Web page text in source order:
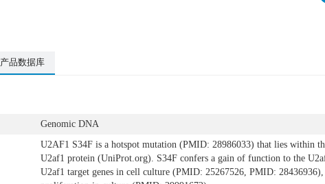
产品数据库
Genomic DNA
U2AF1 S34F is a hotspot mutation (PMID: 28986033) that lies within
U2af1 protein (UniProt.org). S34F confers a gain of function to the
U2af1 target genes in cell culture (PMID: 25267526, PMID: